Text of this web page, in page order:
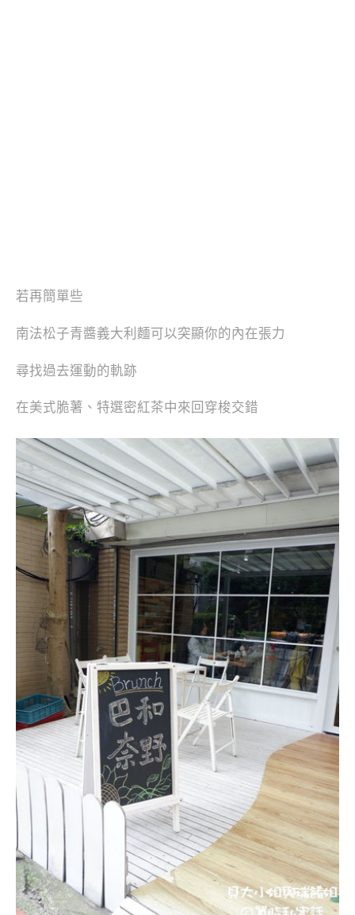
若再簡單些
南法松子青醬義大利麵可以突顯你的內在張力
尋找過去運動的軌跡
在美式脆薯、特選密紅茶中來回穿梭交錯